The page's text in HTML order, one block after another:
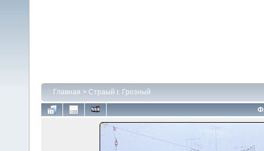
Главная > Страый г. Грозный